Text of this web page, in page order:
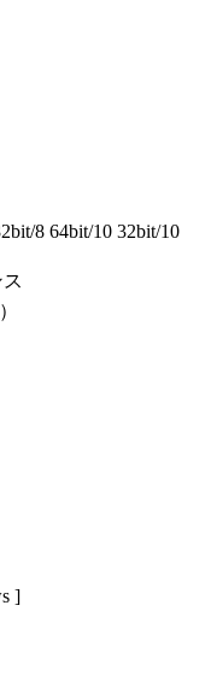
8 64bit/10 32bit/10
]